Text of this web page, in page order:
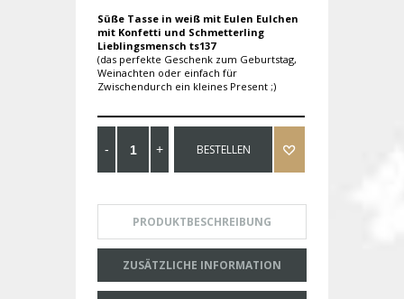
Süße Tasse in weiß mit Eulen Eulchen
mit Konfetti und Schmetterling
Lieblingsmensch ts137
(das perfekte Geschenk zum Geburtstag,
Weinachten oder einfach für
Zwischendurch ein kleines Present ;)
BESTELLEN
PRODUKTBESCHREIBUNG
ZUSÄTZLICHE INFORMATION